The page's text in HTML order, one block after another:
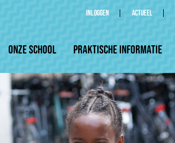
INLOGGEN ACTUEEL
Onze school Praktische informatie